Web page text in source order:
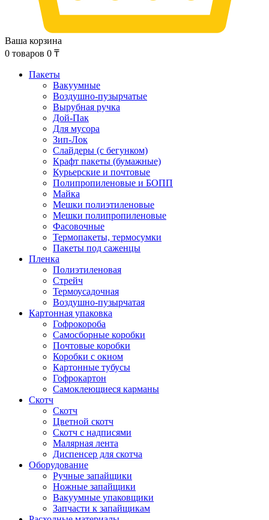
Ваша корзина
0 товаров 0 ₸
Пакеты
Вакуумные
Воздушно-пузырчатые
Вырубная ручка
Дой-Пак
Для мусора
Зип-Лок
Слайдеры (с бегунком)
Крафт пакеты (бумажные)
Курьерские и почтовые
Полипропиленовые и БОПП
Майка
Мешки полиэтиленовые
Мешки полипропиленовые
Фасовочные
Термопакеты, термосумки
Пакеты под саженцы
Пленка
Полиэтиленовая
Стрейч
Термоусадочная
Воздушно-пузырчатая
Картонная упаковка
Гофрокороба
Самосборные коробки
Почтовые коробки
Коробки с окном
Картонные тубусы
Гофрокартон
Самоклеющиеся карманы
Скотч
Скотч
Цветной скотч
Скотч с надписями
Малярная лента
Диспенсер для скотча
Оборудование
Ручные запайщики
Ножные запайщики
Вакуумные упаковщики
Запчасти к запайщикам